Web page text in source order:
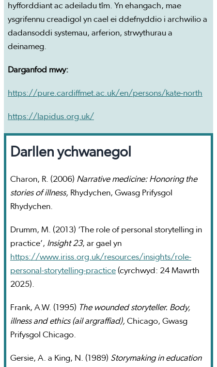
hyfforddiant ac adeiladu tîm. Yn ehangach, mae
ysgrifennu creadigol yn cael ei ddefnyddio i archwilio a
dadansoddi systemau, arferion, strwythurau a
deinameg.
Darganfod mwy:
https://pure.cardiffmet.ac.uk/en/persons/kate-north
https://lapidus.org.uk/
Darllen ychwanegol
Charon, R. (2006) Narrative medicine: Honoring the
stories of illness, Rhydychen, Gwasg Prifysgol
Rhydychen.
Drumm, M. (2013) ‘The role of personal storytelling in
practice’, Insight 23, ar gael yn
https://www.iriss.org.uk/resources/insights/role-
personal-storytelling-practice (cyrchwyd: 24 Mawrth
2025).
Frank, A.W. (1995) The wounded storyteller. Body,
illness and ethics (ail argraffiad), Chicago, Gwasg
Prifysgol Chicago.
Gersie, A. a King, N. (1989) Storymaking in education